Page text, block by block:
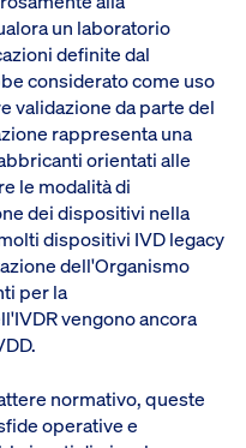
un laboratorio
definite dal
considerato come uso
validazione da parte del
rappresenta una
orientati alle
le modalità di
dei dispositivi nella
dispositivi IVD legacy
dell'Organismo
per la
vengono ancora
normativo, queste
operative e